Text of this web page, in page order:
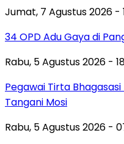
Jumat, 7 Agustus 2026 -
34 OPD Adu Gaya di
Rabu, 5 Agustus 2026 -
Pegawai Tirta
Tangani Mosi
Rabu, 5 Agustus 2026 -